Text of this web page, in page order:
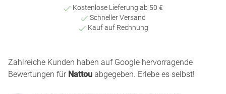
Kostenlose Lieferung ab 50 €
Schneller Versand
Kauf auf Rechnung
Zahlreiche Kunden haben auf Google hervorragende
Bewertungen für Nattou abgegeben. Erlebe es selbst!